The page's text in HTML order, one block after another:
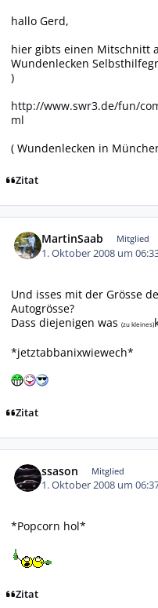
hallo Gerd,
hier gibts einen Mitschnitt
Wundenlecken
)
http://www.swr3.de/fun/
ml
( Wundenlecken in
Zitat
MartinSaab Mitglied
1. Oktober 2008 um
Und isses mit der Grösse
Autogrösse?
Dass diejenigen was (zu kleines)
*jetztabbanixwiewech*
Zitat
ssason Mitglied
1. Oktober 2008 um
*Popcorn hol*
Zitat